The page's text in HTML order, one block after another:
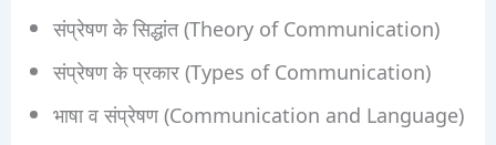
संप्रेषण के सिद्धांत (Theory of Communication)
संप्रेषण के प्रकार (Types of Communication)
भाषा व संप्रेषण (Communication and Language)